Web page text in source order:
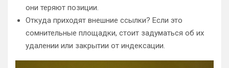
они теряют позиции.
Откуда приходят внешние ссылки? Если это
сомнительные площадки, стоит задуматься об их
удалении или закрытии от индексации.